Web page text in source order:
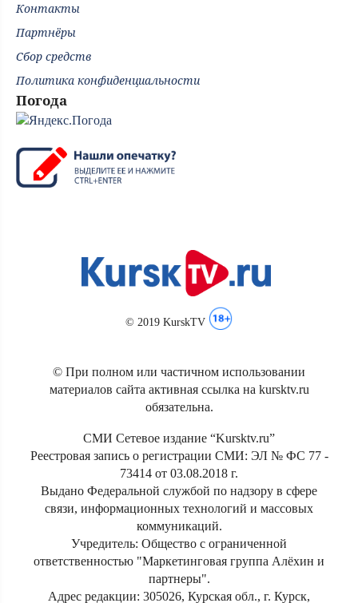
Контакты
Партнёры
Сбор средств
Политика конфиденциальности
Погода
© 2019 KurskTV
© При полном или частичном использовании
материалов сайта активная ссылка на kursktv.ru
обязательна.
СМИ Сетевое издание “Kursktv.ru”
Реестровая запись о регистрации СМИ: ЭЛ № ФС 77 -
73414 от 03.08.2018 г.
Выдано Федеральной службой по надзору в сфере
связи, информационных технологий и массовых
коммуникаций.
Учредитель: Общество с ограниченной
ответственностью "Маркетинговая группа Алёхин и
партнеры".
Адрес редакции: 305026, Курская обл., г. Курск,